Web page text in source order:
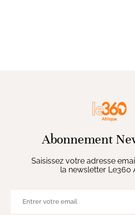
Abonnement
Saisissez votre adresse
la newsletter Le360